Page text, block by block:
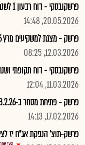
פרשקובסקי - דוח רבעון 1 לשנת 2026
20.05.2026, 14:48
פרשק - מצגת למשקיעים מרץ 2026
12.03.2026, 08:25
פרשקובסקי - דוח תקופתי ושנתי
11.03.2026, 12:04
פרשק - פתיחת מסחר ב-18.2.26- פרשקובסקי אגח יז
17.02.2026, 14:13
פרשק-תוצ' הנפקת אג"ח יז